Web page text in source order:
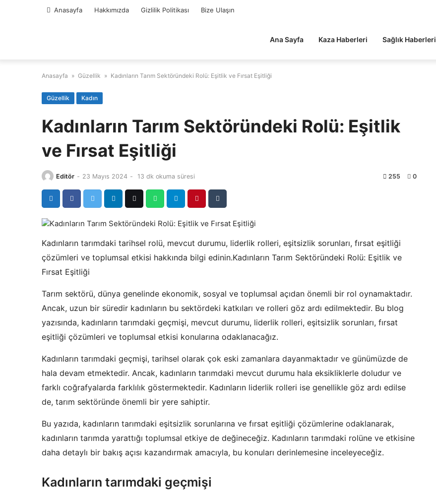
Anasayfa Hakkımızda Gizlilik Politikası Bize Ulaşın
Ana Sayfa Kaza Haberleri Sağlık Haberleri
Anasayfa » Güzellik » Kadınların Tarım Sektöründeki Rolü: Eşitlik ve Fırsat Eşitliği
Güzellik Kadın
Kadınların Tarım Sektöründeki Rolü: Eşitlik
ve Fırsat Eşitliği
Editör - 23 Mayıs 2024 - 13 dk okuma süresi 255 0
Kadınların tarımdaki tarihsel rolü, mevcut durumu, liderlik rolleri, eşitsizlik sorunları, fırsat eşitliği
çözümleri ve toplumsal etkisi hakkında bilgi edinin.Kadınların Tarım Sektöründeki Rolü: Eşitlik ve
Fırsat Eşitliği
Tarım sektörü, dünya genelinde ekonomik, sosyal ve toplumsal açıdan önemli bir rol oynamaktadır.
Ancak, uzun bir süredir kadınların bu sektördeki katkıları ve rolleri göz ardı edilmektedir. Bu blog
yazısında, kadınların tarımdaki geçmişi, mevcut durumu, liderlik rolleri, eşitsizlik sorunları, fırsat
eşitliği çözümleri ve toplumsal etkisi konularına odaklanacağız.
Kadınların tarımdaki geçmişi, tarihsel olarak çok eski zamanlara dayanmaktadır ve günümüzde de
hala devam etmektedir. Ancak, kadınların tarımdaki mevcut durumu hala eksikliklerle doludur ve
farklı coğrafyalarda farklılık göstermektedir. Kadınların liderlik rolleri ise genellikle göz ardı edilse
de, tarım sektöründe önemli bir yere sahiptir.
Bu yazıda, kadınların tarımdaki eşitsizlik sorunlarına ve fırsat eşitliği çözümlerine odaklanarak,
kadınların tarımda yarattığı toplumsal etkiye de değineceğiz. Kadınların tarımdaki rolüne ve etkisine
daha detaylı bir bakış açısı kazandırmak amacıyla, bu konuları derinlemesine inceleyeceğiz.
Kadınların tarımdaki geçmişi